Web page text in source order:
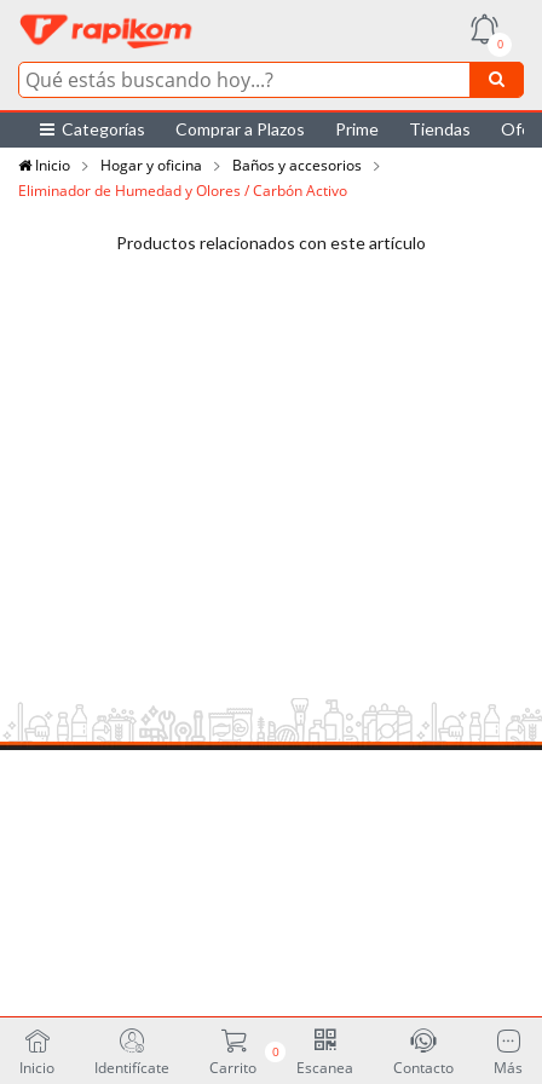
0
Categorías Comprar a Plazos Prime Tiendas
Inicio
Hogar y oficina
Baños y accesorios
Eliminador de Humedad y Olores / Carbón Activo
Productos relacionados con este artículo
Inicio Identifícate
0
Carrito Escanea Contacto Más